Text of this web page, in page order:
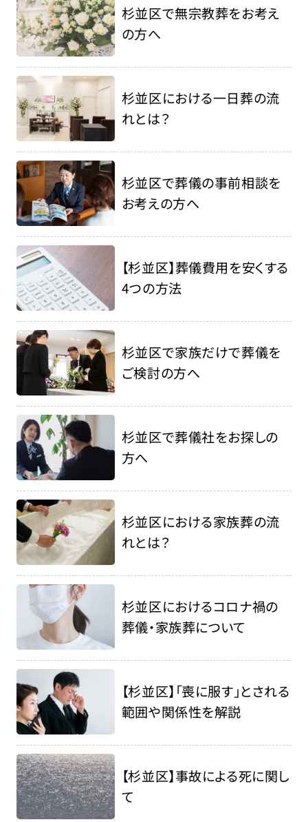
杉並区で無宗教葬をお考え
の方へ
杉並区における一日葬の流
れとは？
杉並区で葬儀の事前相談を
お考えの方へ
【杉並区】葬儀費用を安くする
4つの方法
杉並区で家族だけで葬儀を
ご検討の方へ
杉並区で葬儀社をお探しの
方へ
杉並区における家族葬の流
れとは？
杉並区におけるコロナ禍の
葬儀・家族葬について
【杉並区】「喪に服す」とされる
範囲や関係性を解説
【杉並区】事故による死に関し
て